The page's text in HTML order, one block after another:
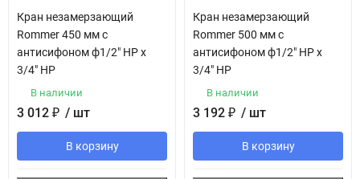
Кран незамерзающий
Rommer 450 мм с
антисифоном ф1/2" НР х
3/4" НР
В наличии
3 012 ₽ / шт
В корзину
Кран незамерзающий
Rommer 500 мм с
антисифоном ф1/2" НР х
3/4" НР
В наличии
3 192 ₽ / шт
В корзину